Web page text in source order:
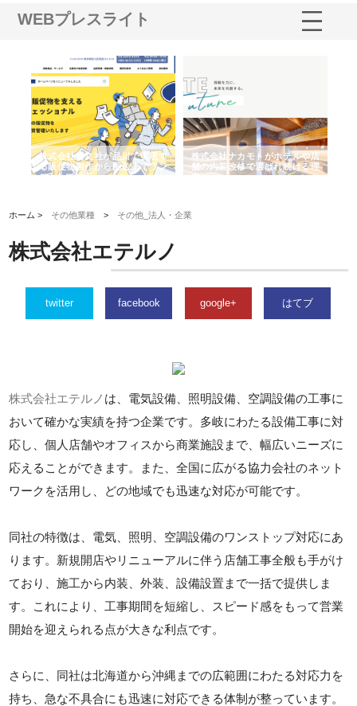
WEBプレスライト
株式会社耕文社が品川で実現す
る販促物製作から配送までワン
ストップ対応
株式会社ナカモトがホテルや店
舗の内装改修で選ばれ続ける理
由
ホーム > その他業種 > その他_法人・企業
株式会社エテルノ
twitter facebook google+ はてブ
株式会社エテルノ は、電気設備、照明設備、空調設備の工事に
おいて確かな実績を持つ企業です。多岐にわたる設備工事に対
応し、個人店舗やオフィスから商業施設まで、幅広いニーズに
応えることができます。また、全国に広がる協力会社のネット
ワークを活用し、どの地域でも迅速な対応が可能です。
同社の特徴は、電気、照明、空調設備のワンストップ対応にあ
ります。新規開店やリニューアルに伴う店舗工事全般も手がけ
ており、施工から内装、外装、設備設置まで一括で提供しま
す。これにより、工事期間を短縮し、スピード感をもって営業
開始を迎えられる点が大きな利点です。
さらに、同社は北海道から沖縄までの広範囲にわたる対応力を
持ち、急な不具合にも迅速に対応できる体制が整っています。